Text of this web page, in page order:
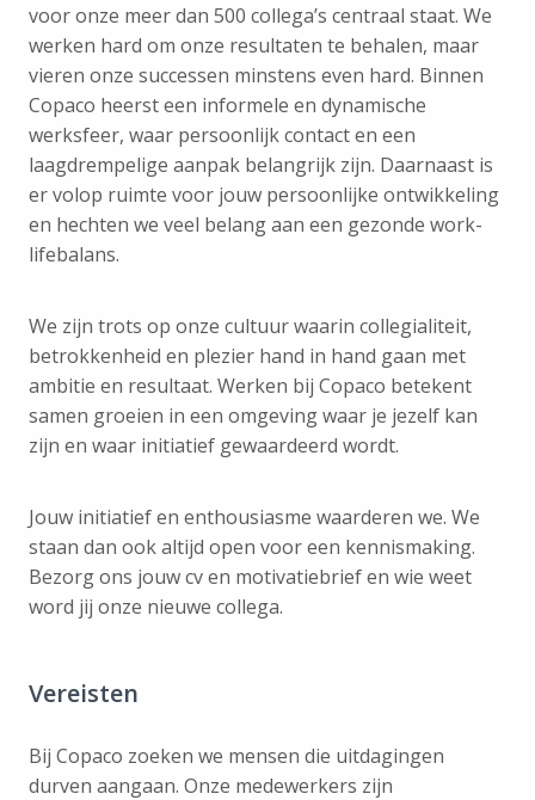
voor onze meer dan 500 collega’s centraal staat. We
werken hard om onze resultaten te behalen, maar
vieren onze successen minstens even hard. Binnen
Copaco heerst een informele en dynamische
werksfeer, waar persoonlijk contact en een
laagdrempelige aanpak belangrijk zijn. Daarnaast is
er volop ruimte voor jouw persoonlijke ontwikkeling
en hechten we veel belang aan een gezonde work-
lifebalans.
We zijn trots op onze cultuur waarin collegialiteit,
betrokkenheid en plezier hand in hand gaan met
ambitie en resultaat. Werken bij Copaco betekent
samen groeien in een omgeving waar je jezelf kan
zijn en waar initiatief gewaardeerd wordt.
Jouw initiatief en enthousiasme waarderen we. We
staan dan ook altijd open voor een kennismaking.
Bezorg ons jouw cv en motivatiebrief en wie weet
word jij onze nieuwe collega.
Vereisten
Bij Copaco zoeken we mensen die uitdagingen
durven aangaan. Onze medewerkers zijn